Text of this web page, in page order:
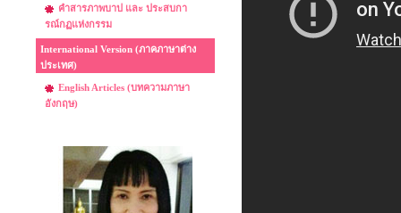
คำสารภาพบาป และ ประสบกา
รณ์กฏแห่งกรรม
International Version (ภาคภาษาต่าง
ประเทศ)
English Articles (บทความภาษา
อังกฤษ)